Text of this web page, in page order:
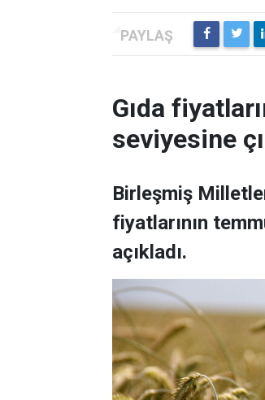
Gıda
seviyesine
Birleşmiş
fiyatlarının
açıkladı.